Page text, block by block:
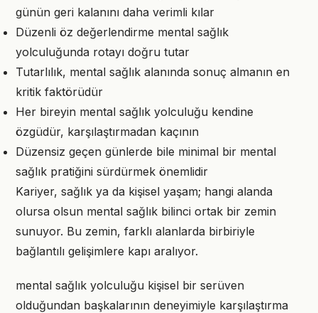
günün geri kalanını daha verimli kılar
Düzenli öz değerlendirme mental sağlık
yolculuğunda rotayı doğru tutar
Tutarlılık, mental sağlık alanında sonuç almanın en
kritik faktörüdür
Her bireyin mental sağlık yolculuğu kendine
özgüdür, karşılaştırmadan kaçının
Düzensiz geçen günlerde bile minimal bir mental
sağlık pratiğini sürdürmek önemlidir
Kariyer, sağlık ya da kişisel yaşam; hangi alanda
olursa olsun mental sağlık bilinci ortak bir zemin
sunuyor. Bu zemin, farklı alanlarda birbiriyle
bağlantılı gelişimlere kapı aralıyor.
mental sağlık yolculuğu kişisel bir serüven
olduğundan başkalarının deneyimiyle karşılaştırma